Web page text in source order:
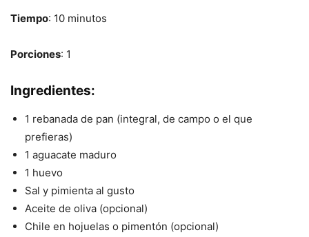
Tiempo: 10 minutos
Porciones: 1
Ingredientes:
1 rebanada de pan (integral, de campo o el que
prefieras)
1 aguacate maduro
1 huevo
Sal y pimienta al gusto
Aceite de oliva (opcional)
Chile en hojuelas o pimentón (opcional)